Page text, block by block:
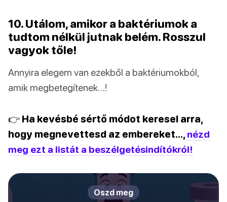
10. Utálom, amikor a baktériumok a
tudtom nélkül jutnak belém. Rosszul
vagyok tőle!
Annyira elegem van ezekből a baktériumokból,
amik megbetegítenek…!
👉 Ha kevésbé sértő módot keresel arra,
hogy megnevettesd az embereket…, nézd
meg ezt a listát a beszélgetésindítókról!
Oszd meg